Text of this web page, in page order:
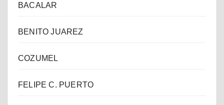
BACALAR
BENITO JUAREZ
COZUMEL
FELIPE C. PUERTO